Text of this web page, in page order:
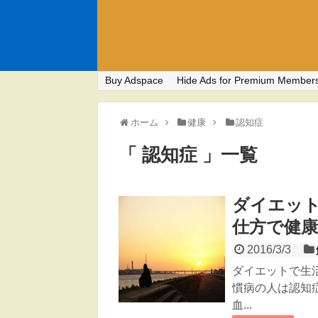
Buy Adspace Hide Ads for Premium
ホーム 健康 認知症
「 認知症 」一覧
ダイエッ
仕方で健
2016/3/3
ダイエットで生
慣病の人は認知
血...